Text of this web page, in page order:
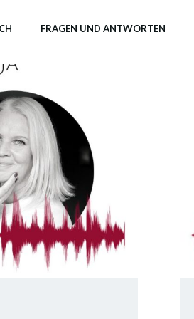
FRAGEN UND ANTWORTEN